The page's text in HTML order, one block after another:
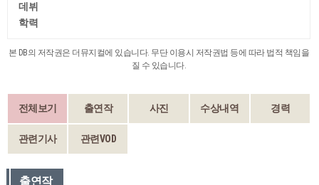
데뷔
학력
본 DB의 저작권은 더뮤지컬에 있습니다. 무단 이용시 저작권법 등에 따라 법적 책임을
질 수 있습니다.
전체보기 출연작 사진 수상내역 경력
관련기사 관련VOD
출연작